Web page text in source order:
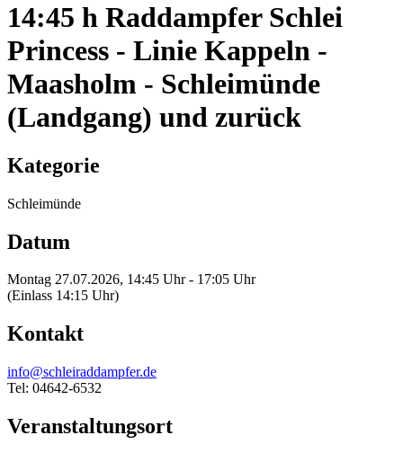
14:45 h Raddampfer Schlei
Princess - Linie Kappeln -
Maasholm - Schleimünde
(Landgang) und zurück
Kategorie
Schleimünde
Datum
Montag 27.07.2026, 14:45 Uhr - 17:05 Uhr
(Einlass 14:15 Uhr)
Kontakt
info@schleiraddampfer.de
Tel: 04642-6532
Veranstaltungsort